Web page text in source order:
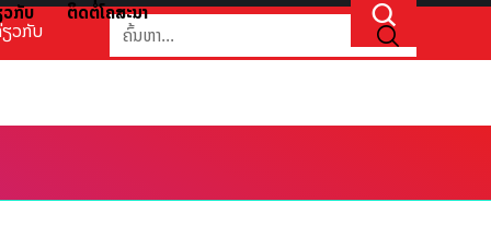
ວກັບ
ກັບ ຕິດຕໍ່ໂຄສະນາ